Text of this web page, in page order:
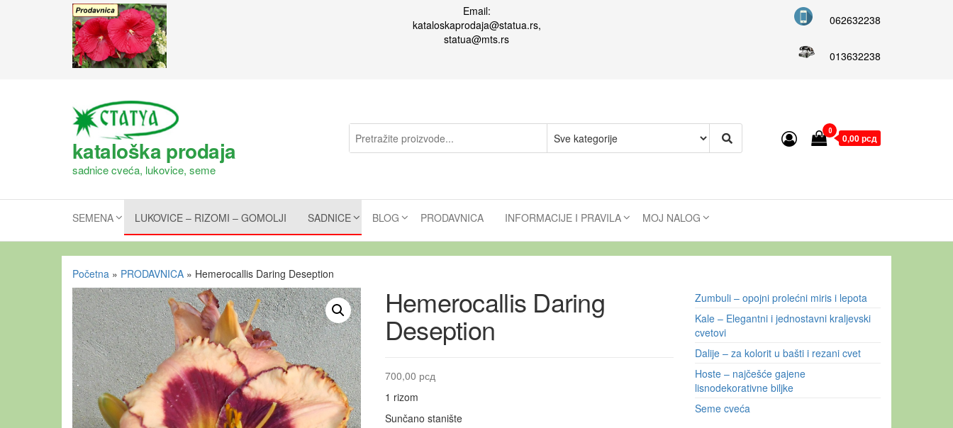
Email:
kataloskaprodaja@statua.rs,
statua@mts.rs
062632238
013632238
kataloška prodaja
sadnice cveća, lukovice, seme
0
0,00 рсд
SEMENA LUKOVICE – RIZOMI – GOMOLJI SADNICE BLOG PRODAVNICA INFORMACIJE I PRAVILA MOJ NALOG
Početna » PRODAVNICA » Hemerocallis Daring Deseption
Hemerocallis Daring
Deseption
700,00 рсд
1 rizom
Sunčano stanište
Zumbuli – opojni prolećni miris i lepota
Kale – Elegantni i jednostavni kraljevski
cvetovi
Dalije – za kolorit u bašti i rezani cvet
Hoste – najčešće gajene
lisnodekorativne biljke
Seme cveća